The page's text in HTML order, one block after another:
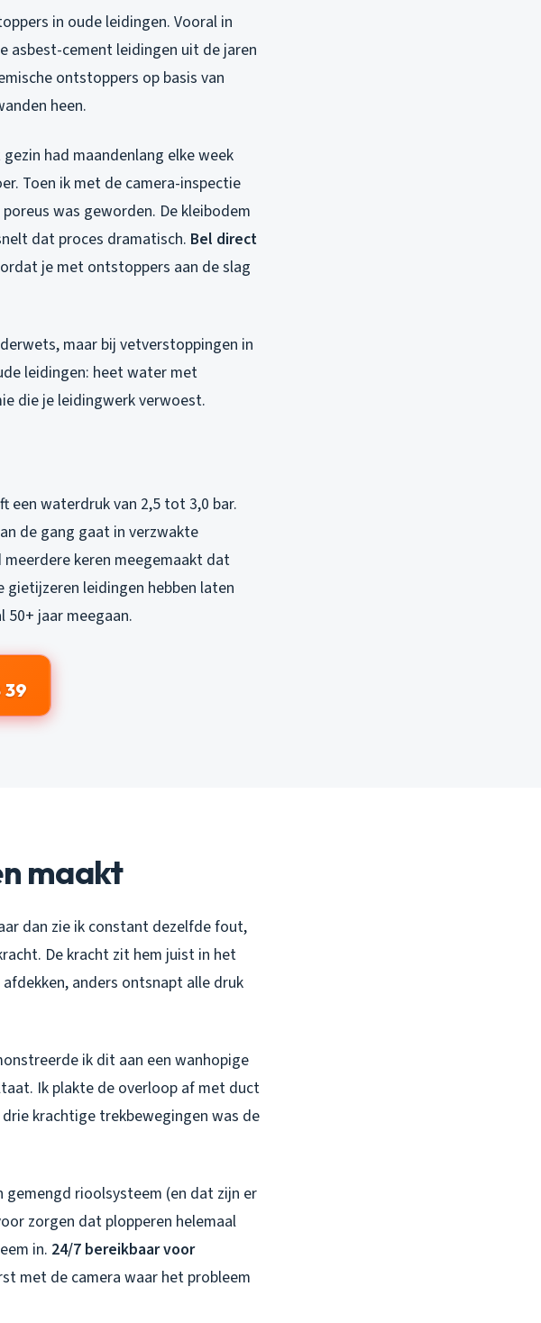
in oude leidingen. Vooral in
asbest-cement leidingen uit de jaren
ontstoppers op basis van
heen.
had maandenlang elke week
Toen ik met de camera-inspectie
was geworden. De kleibodem
dat proces dramatisch. Bel direct
je met ontstoppers aan de slag
maar bij vetverstoppingen in
leidingen: heet water met
die je leidingwerk verwoest.
een waterdruk van 2,5 tot 3,0 bar.
de gang gaat in verzwakte
keren meegemaakt dat
leidingen hebben laten
jaar meegaan.
39
maakt
dan zie ik constant dezelfde fout,
De kracht zit hem juist in het
anders ontsnapt alle druk
ik dit aan een wanhopige
Ik plakte de overloop af met duct
krachtige trekbewegingen was de
rioolsysteem (en dat zijn er
zorgen dat plopperen helemaal
in. 24/7 bereikbaar voor
met de camera waar het probleem